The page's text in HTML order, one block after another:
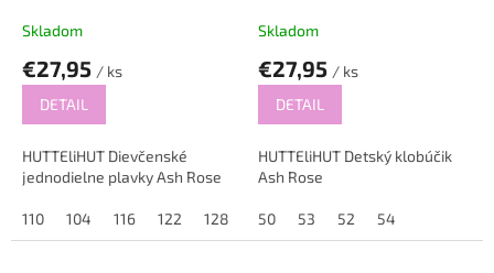
Skladom
€27,95 / ks
DETAIL
HUTTEliHUT Dievčenské
jednodielne plavky Ash Rose
110 104 116 122 128
Skladom
€27,95 / ks
DETAIL
HUTTEliHUT Detský klobúčik
Ash Rose
50 53 52 54